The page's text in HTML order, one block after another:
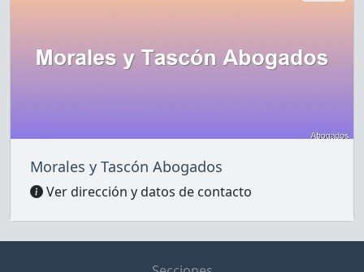
Morales y Tascón Abogados
Ver dirección y datos de contacto